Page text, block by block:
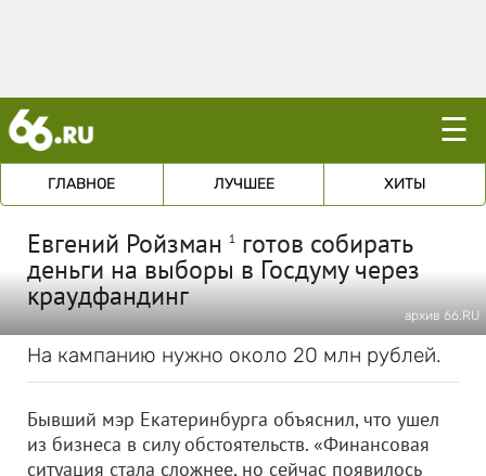
☰
ГЛАВНОЕ ЛУЧШЕЕ ХИТЫ
Евгений Ройзман 1 готов собирать
деньги на выборы в Госдуму через
краудфандинг
архив 66.RU
На кампанию нужно около 20 млн рублей.
Бывший мэр Екатеринбурга объяснил, что ушел
из бизнеса в силу обстоятельств. «Финансовая
ситуация стала сложнее, но сейчас появилось